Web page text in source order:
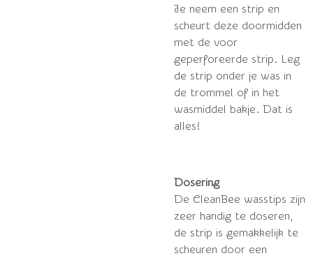
Je neem een strip en
scheurt deze doormidden
met de voor
geperforeerde strip. Leg
de strip onder je was in
de trommel of in het
wasmiddel bakje. Dat is
alles!
Dosering
De CleanBee wasstips zijn
zeer handig te doseren,
de strip is gemakkelijk te
scheuren door een